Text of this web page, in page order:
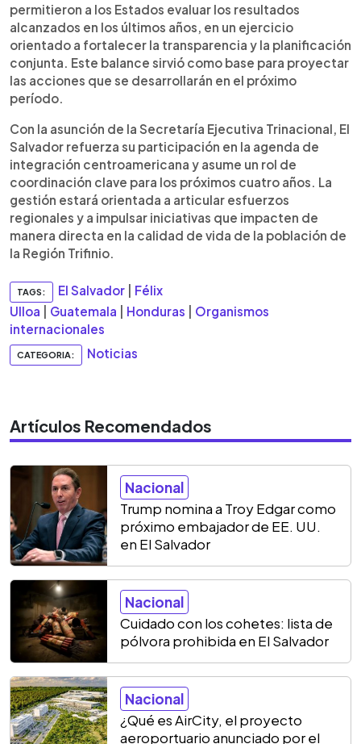
permitieron a los Estados evaluar los resultados
alcanzados en los últimos años, en un ejercicio
orientado a fortalecer la transparencia y la planificación
conjunta. Este balance sirvió como base para proyectar
las acciones que se desarrollarán en el próximo
período.
Con la asunción de la Secretaría Ejecutiva Trinacional, El
Salvador refuerza su participación en la agenda de
integración centroamericana y asume un rol de
coordinación clave para los próximos cuatro años. La
gestión estará orientada a articular esfuerzos
regionales y a impulsar iniciativas que impacten de
manera directa en la calidad de vida de la población de
la Región Trifinio.
TAGS: El Salvador
Félix
Ulloa
Guatemala Honduras
Organismos
internacionales
CATEGORIA: Noticias
Artículos Recomendados
Nacional
Trump nomina a Troy Edgar como
próximo embajador de EE. UU.
en El Salvador
Nacional
Cuidado con los cohetes: lista de
pólvora prohibida en El Salvador
Nacional
¿Qué es AirCity, el proyecto
aeroportuario anunciado por el